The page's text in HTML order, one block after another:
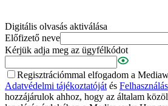
Digitális olvasás aktiválása
Előfizető neve
Kérjük adja meg az ügyfélkódot
Regisztrációmmal elfogadom a
Adatvédelmi tájékoztatóját és
hozzájárulok ahhoz, hogy az általam